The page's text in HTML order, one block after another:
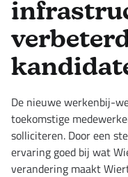
De nieuwe werkenbij-
toekomstige
solliciteren. Door een
ervaring goed bij wat
verandering maakt